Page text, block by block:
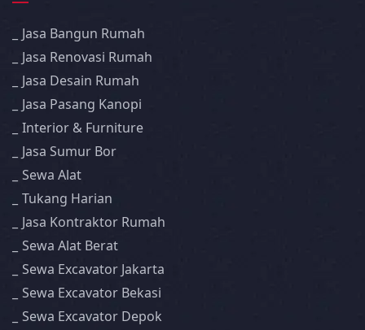
Jasa Bangun Rumah
Jasa Renovasi Rumah
Jasa Desain Rumah
Jasa Pasang Kanopi
Interior & Furniture
Jasa Sumur Bor
Sewa Alat
Tukang Harian
Jasa Kontraktor Rumah
Sewa Alat Berat
Sewa Excavator Jakarta
Sewa Excavator Bekasi
Sewa Excavator Depok